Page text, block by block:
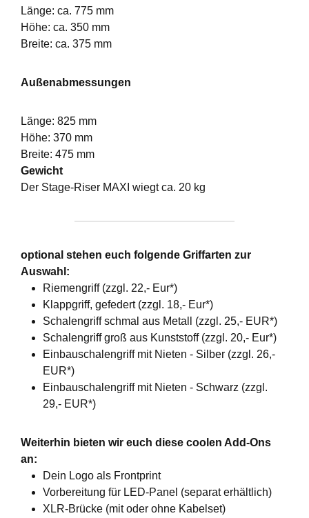
Länge: ca. 775 mm
Höhe: ca. 350 mm
Breite: ca. 375 mm
Außenabmessungen
Länge: 825 mm
Höhe: 370 mm
Breite: 475 mm
Gewicht
Der Stage-Riser MAXI wiegt ca. 20 kg
optional stehen euch folgende Griffarten zur
Auswahl:
Riemengriff (zzgl. 22,- Eur*)
Klappgriff, gefedert (zzgl. 18,- Eur*)
Schalengriff schmal aus Metall (zzgl. 25,- EUR*)
Schalengriff groß aus Kunststoff (zzgl. 20,- Eur*)
Einbauschalengriff mit Nieten - Silber (zzgl. 26,-
EUR*)
Einbauschalengriff mit Nieten - Schwarz (zzgl.
29,- EUR*)
Weiterhin bieten wir euch diese coolen Add-Ons
an:
Dein Logo als Frontprint
Vorbereitung für LED-Panel (separat erhältlich)
XLR-Brücke (mit oder ohne Kabelset)